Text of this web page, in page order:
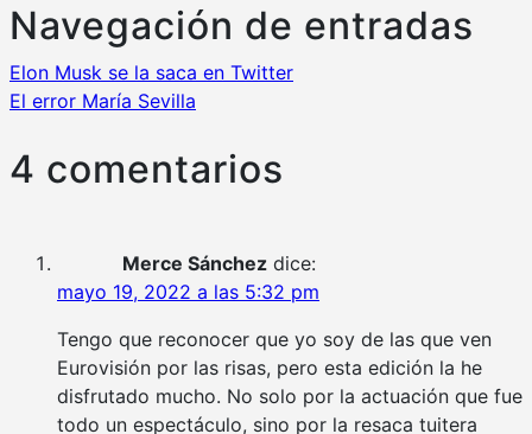
Navegación de entradas
Elon Musk se la saca en Twitter
El error María Sevilla
4 comentarios
Merce Sánchez dice:
mayo 19, 2022 a las 5:32 pm
Tengo que reconocer que yo soy de las que ven
Eurovisión por las risas, pero esta edición la he
disfrutado mucho. No solo por la actuación que fue
todo un espectáculo, sino por la resaca tuitera